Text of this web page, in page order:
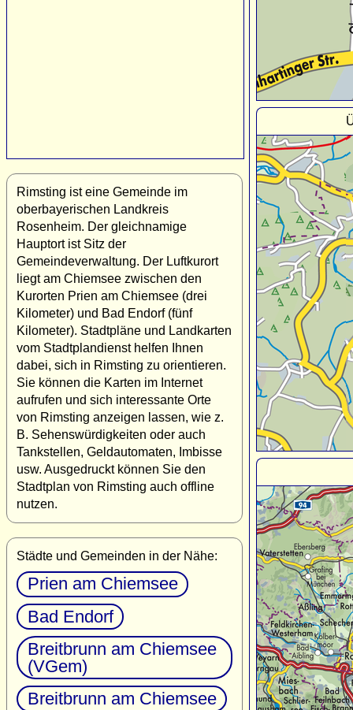
Rimsting ist eine Gemeinde im
oberbayerischen Landkreis
Rosenheim. Der gleichnamige
Hauptort ist Sitz der
Gemeindeverwaltung. Der Luftkurort
liegt am Chiemsee zwischen den
Kurorten Prien am Chiemsee (drei
Kilometer) und Bad Endorf (fünf
Kilometer). Stadtpläne und Landkarten
vom Stadtplandienst helfen Ihnen
dabei, sich in Rimsting zu orientieren.
Sie können die Karten im Internet
aufrufen und sich interessante Orte
von Rimsting anzeigen lassen, wie z.
B. Sehenswürdigkeiten oder auch
Tankstellen, Geldautomaten, Imbisse
usw. Ausgedruckt können Sie den
Stadtplan von Rimsting auch offline
nutzen.
Städte und Gemeinden in der Nähe:
Prien am Chiemsee
Bad Endorf
Breitbrunn am Chiemsee
(VGem)
Breitbrunn am Chiemsee